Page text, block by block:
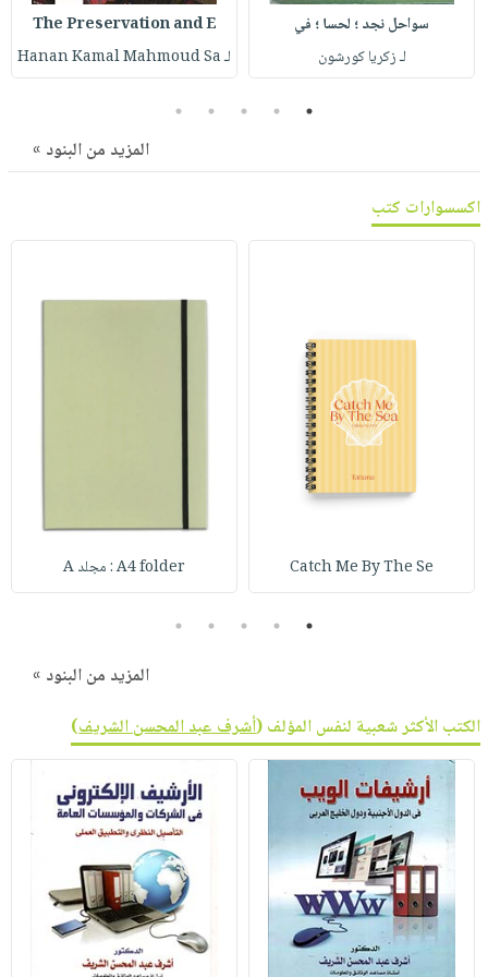
صابون
أطفال
مناسبات
فيديوهات
أسئلة
يتكرر
نيل
وفرات
انشر
عربةسواحل نجد ؛ لحسا ؛ في
لـ زكريا كورشون
The Preservation and E
لـ Hanan Kamal Mahmoud Sa
1
2
3
4
5
المزيد من البنود »
اكسسوارات كتب
Catch Me By The Se A4 folder : مجلد A
1
2
3
4
5
المزيد من البنود »
الكتب الأكثر شعبية لنفس المؤلف (أشرف عبد المحسن الشريف)